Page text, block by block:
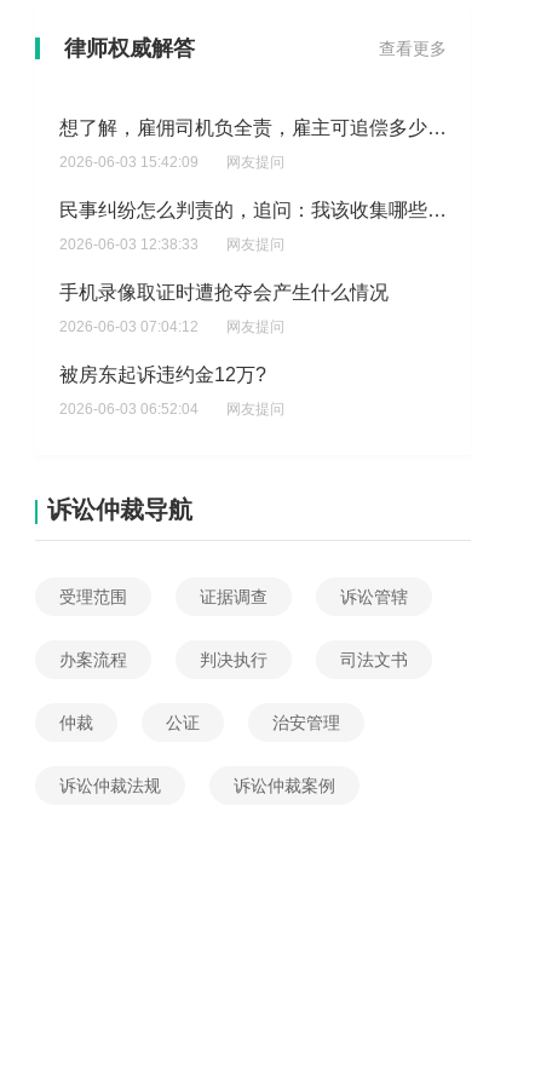
律师权威解答 查看更多
私了给完钱，超过48小时了，找我的话，还可以吗?
想了解，雇佣司机负全责，雇主可追偿多少金额?
2026-06-03 15:42:09 网友提问
民事纠纷怎么判责的，追问：我该收集哪些证据?
2026-06-03 12:38:33 网友提问
手机录像取证时遭抢夺会产生什么情况
2026-06-03 07:04:12 网友提问
被房东起诉违约金12万?
2026-06-03 06:52:04 网友提问
当被告反诉原告，原告需不需要举证
2026-06-04 13:08:55 网友提问
微信转账记录该如何变成证据
诉讼仲裁导航
受理范围 证据调查 诉讼管辖
办案流程 判决执行 司法文书
仲裁 公证 治安管理
诉讼仲裁法规 诉讼仲裁案例